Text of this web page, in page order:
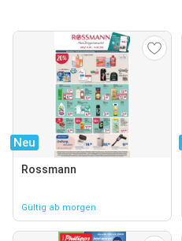
Neu
Rossmann
Gültig ab morgen